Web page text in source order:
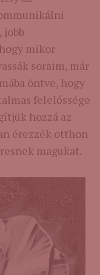
jobb
mikor
soraim, már
öntve, hogy
felelőssége
hozzá az
érezzék otthon
magukat.